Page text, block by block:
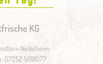
KG
Neibsheim ·
07252 5618077